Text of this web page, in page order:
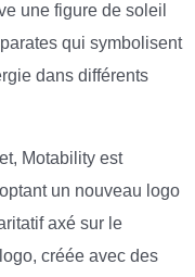
une figure de soleil
qui symbolisent
dans différents
Motability est
un nouveau logo
axé sur le
créée avec des